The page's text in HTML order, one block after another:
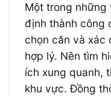
Một trong
định thành công
chọn căn và xác
hợp lý. Nên tìm
ích xung quanh,
khu vực. Đồng